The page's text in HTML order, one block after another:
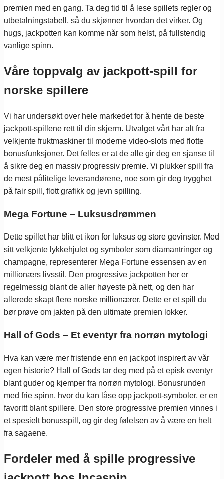
premien med en gang. Ta deg tid til å lese spillets regler og
utbetalningstabell, så du skjønner hvordan det virker. Og
hugs, jackpotten kan komme når som helst, på fullstendig
vanlige spinn.
Våre toppvalg av jackpott-spill for
norske spillere
Vi har undersøkt over hele markedet for å hente de beste
jackpott-spillene rett til din skjerm. Utvalget vårt har alt fra
velkjente fruktmaskiner til moderne video-slots med flotte
bonusfunksjoner. Det felles er at de alle gir deg en sjanse til
å sikre deg en massiv progressiv premie. Vi plukker spill fra
de mest pålitelige leverandørene, noe som gir deg trygghet
på fair spill, flott grafikk og jevn spilling.
Mega Fortune – Luksusdrømmen
Dette spillet har blitt et ikon for luksus og store gevinster. Med
sitt velkjente lykkehjulet og symboler som diamantringer og
champagne, representerer Mega Fortune essensen av en
millionærs livsstil. Den progressive jackpotten her er
regelmessig blant de aller høyeste på nett, og den har
allerede skapt flere norske millionærer. Dette er et spill du
bør prøve om jakten på den ultimate premien lokker.
Hall of Gods – Et eventyr fra norrøn mytologi
Hva kan være mer fristende enn en jackpot inspirert av vår
egen historie? Hall of Gods tar deg med på et episk eventyr
blant guder og kjemper fra norrøn mytologi. Bonusrunden
med frie spinn, hvor du kan låse opp jackpott-symboler, er en
favoritt blant spillere. Den store progressive premien vinnes i
et spesielt bonusspill, og gir deg følelsen av å være en helt
fra sagaene.
Fordeler med å spille progressive